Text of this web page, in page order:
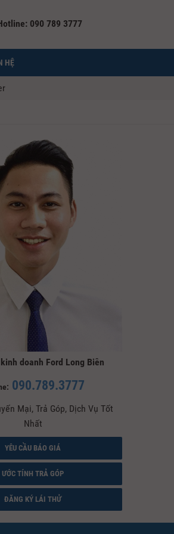
090 789 3777
HỆ
doanh Ford Long Biên
090.789.3777
Mại, Trả Góp, Dịch Vụ Tốt
Nhất
YÊU CẦU BÁO GIÁ
ƯỚC TÍNH TRẢ GÓP
ĐĂNG KÝ LÁI THỬ